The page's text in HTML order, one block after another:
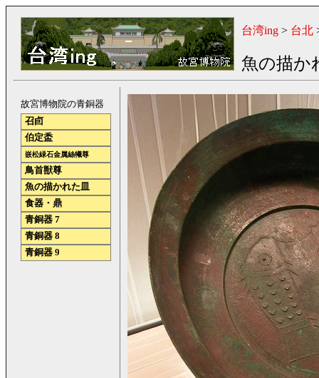
台湾ing > 台北
魚の描か
故宮博物院の青銅器
召卣
伯定盉
嵌松緑石金属絲犧尊
鳥首獣尊
魚の描かれた皿
食器・鼎
青銅器 7
青銅器 8
青銅器 9